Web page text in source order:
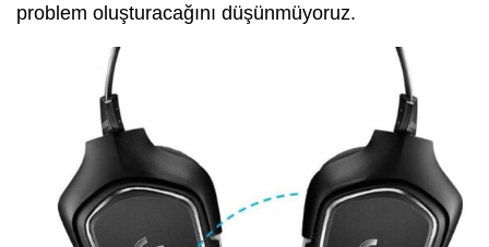
problem oluşturacağını düşünmüyoruz.